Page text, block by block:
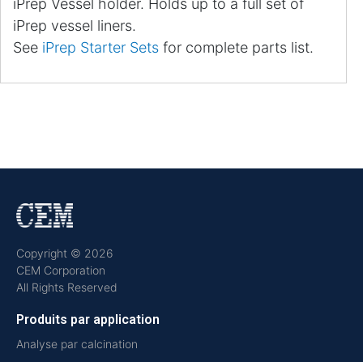
iPrep Vessel holder. Holds up to a full set of
iPrep vessel liners.
See iPrep Starter Sets for complete parts list.
Copyright © 2026
CEM Corporation
All Rights Reserved
Produits par application
Analyse par calcination